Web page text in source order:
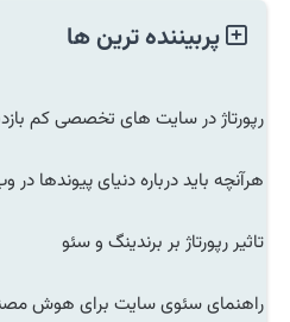
پربیننده ترین ها
رپورتاژ در سایت های تخصصی کم
هرآنچه باید درباره دنیای پیوندها در
تاثیر رپورتاژ بر برندینگ و سئو
راهنمای سئوی سایت برای هوش